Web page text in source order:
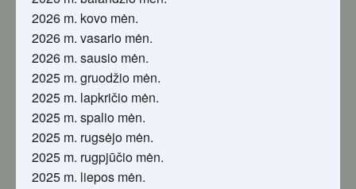
2026 m. kovo mėn.
2026 m. vasario mėn.
2026 m. sausio mėn.
2025 m. gruodžio mėn.
2025 m. lapkričio mėn.
2025 m. spalio mėn.
2025 m. rugsėjo mėn.
2025 m. rugpjūčio mėn.
2025 m. liepos mėn.